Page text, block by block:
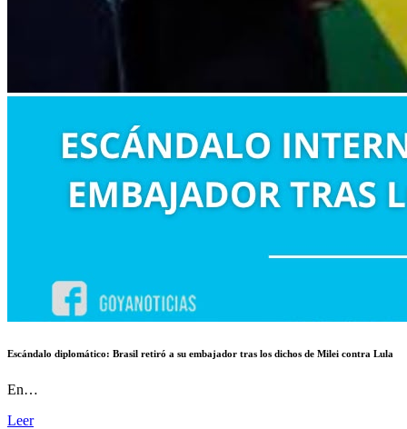
Escándalo diplomático: Brasil retiró a su embajador tras los dichos de Milei contra Lula
En…
Leer